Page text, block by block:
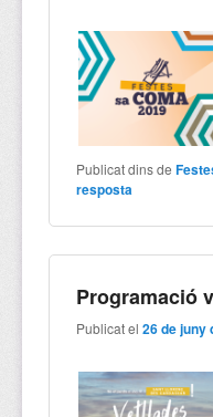
Publicat dins de
resposta
Programació
Publicat el26 de juny